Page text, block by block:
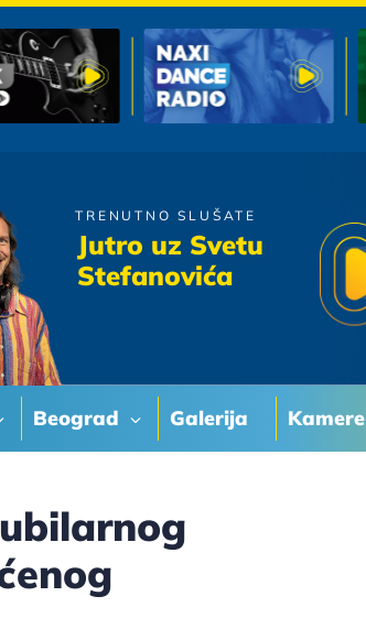
Beograd Galerija Kamere
TRENUTNO SLUŠATE
Jutro uz Svetu
Stefanovića
Bajaga
Muzika Na Struju